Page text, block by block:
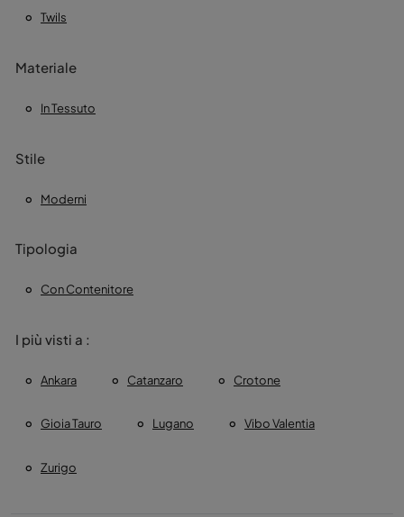
Twils
Materiale
In Tessuto
Stile
Moderni
Tipologia
Con Contenitore
I più visti a :
Ankara Catanzaro Crotone
Gioia Tauro Lugano Vibo Valentia
Zurigo